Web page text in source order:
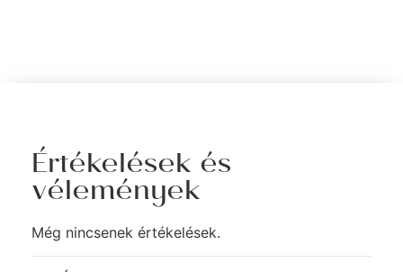
Értékelések és
vélemények
Még nincsenek értékelések.